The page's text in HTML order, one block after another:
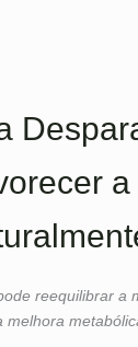
reequilibrar a
melhora